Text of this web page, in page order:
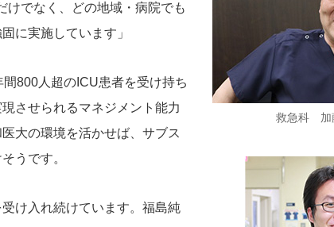
けでなく、どの地域・病院でも
に実施しています」
800人超のICU患者を受け持ち
させられるマネジメント能力
大の環境を活かせば、サブス
うです。
け入れ続けています。福島純
救急科 加